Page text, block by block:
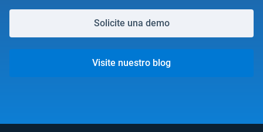
Solicite una demo
Visite nuestro blog